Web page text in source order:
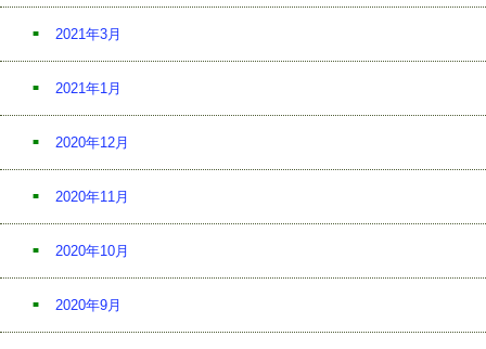
2021年3月
2021年1月
2020年12月
2020年11月
2020年10月
2020年9月